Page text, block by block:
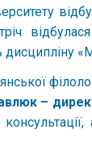
–